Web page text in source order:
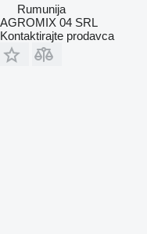
Rumunija
AGROMIX 04 SRL
Kontaktirajte prodavca